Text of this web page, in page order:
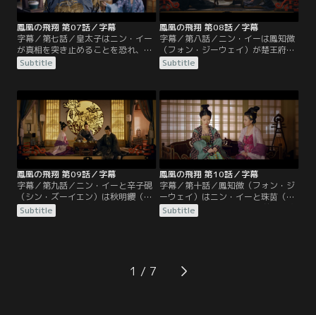
鳳凰の飛翔 第07話／字幕
字幕／第七話／皇太子はニン・イー
が真相を突き止めることを恐れ、秋
明纓（チウ・ミンイン）が夫を裏切
った顧衍（グー・イエン）に復讐す
明纓は鳳知微（フォン・ジーウェ
イ）と鳳皓（フォン・ハオ）を連れ
て逃れようとしたが結局囚われてし
まう。
Subtitle
鳳凰の飛翔 第08話／字幕
字幕／第八話／ニン・イーは鳳知微
（フォン・ジーウェイ）が楚王府を
離れたことに気づき、彼女を探すこ
とに。金羽衛を訪れた鳳知微は顧衍
明纓（チウ・ミンイン）とその子供
たちを救うよう懇願し、救えたなら
ば忠誠を誓うと宣言する。ニン・イ
ーは秋明纓と鳳皓（フォン・ハオ）
を救出すると鳳知微にも約束。
Subtitle
鳳凰の飛翔 第09話／字幕
字幕／第九話／ニン・イーと辛子硯
（シン・ズーイエン）は秋明纓（チ
ウ・ミンイン）一家を救うため、告
発状を利用し、皇太子に寧研（ニ
を解放する。秋明纓に絶縁された鳳
知微は男装し「魏知（ウェイ・ジ
Subtitle
鳳凰の飛翔 第10話／字幕
字幕／第十話／鳳知微（フォン・ジ
ーウェイ）はニン・イーと珠茵（ジ
ューイン）が2人とも、8年前の巫蠱
事件で家族を失ったことを知る。ニ
ン・ハイ）に不信感を持った皇太子
は、辛子硯（シン・ズーイエン）に
Subtitle
1